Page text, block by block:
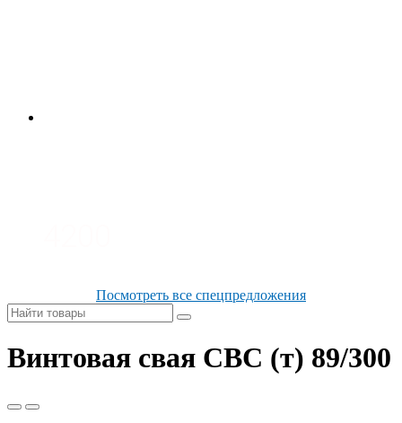
Посмотреть все спецпредложения
Винтовая свая СВС (т) 89/300